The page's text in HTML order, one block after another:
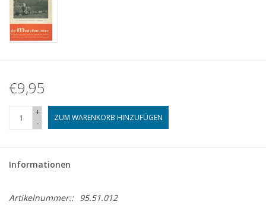
€9,95
+
-
ZUM WARENKORB HINZUFÜGEN
Informationen
Artikelnummer:: 95.51.012